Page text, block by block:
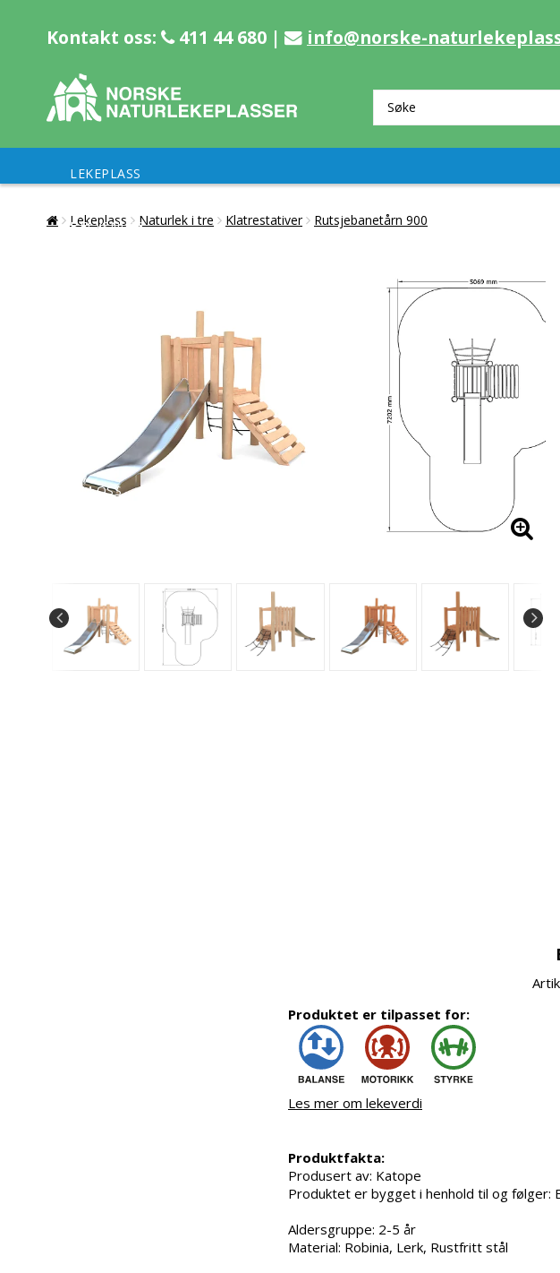
Kontakt oss: 411 44 680 | info@norske-
LEKEPLASS
BELYSNING
OM OSS
Lekeplass Naturlek i tre Klatrestativer Rutsjebanetårn 900
Produktet er tilpasset for:
Les mer om lekeverdi
Produktfakta:
Produsert av: Katope
Produktet er bygget i henhold til og følger:
Aldersgruppe: 2-5 år
Material: Robinia, Lerk, Rustfritt stål